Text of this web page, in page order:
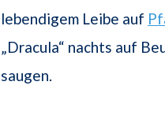
lebendigem Leibe auf
„Dracula“ nachts auf
saugen.